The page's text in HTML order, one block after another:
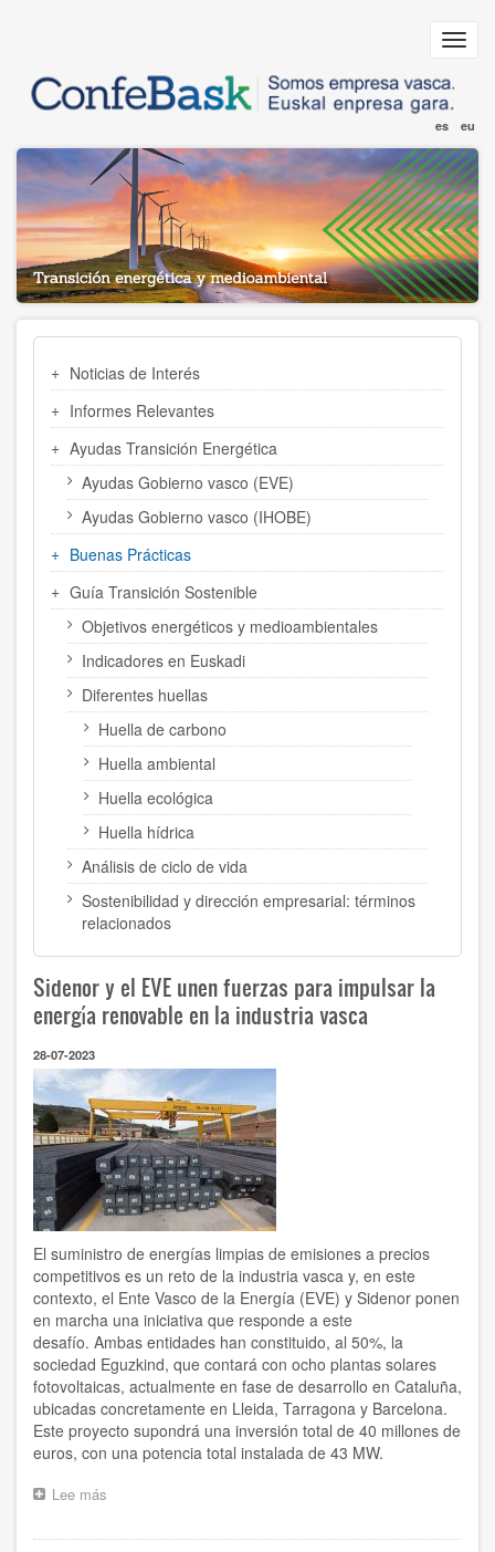
principal
es eu
TRANSICIÓN
ENERGÉTICA
Noticias de Interés
Informes Relevantes
Ayudas Transición Energética
Ayudas Gobierno vasco (EVE)
Ayudas Gobierno vasco (IHOBE)
Buenas Prácticas
Guía Transición Sostenible
Objetivos energéticos y medioambientales
Indicadores en Euskadi
Diferentes huellas
Huella de carbono
Huella ambiental
Huella ecológica
Huella hídrica
Análisis de ciclo de vida
Sostenibilidad y dirección empresarial: términos
relacionados
Sidenor y el EVE unen fuerzas para impulsar la
energía renovable en la industria vasca
28-07-2023
El suministro de energías limpias de emisiones a precios
competitivos es un reto de la industria vasca y, en este
contexto, el Ente Vasco de la Energía (EVE) y Sidenor ponen
en marcha una iniciativa que responde a este
desafío. Ambas entidades han constituido, al 50%, la
sociedad Eguzkind, que contará con ocho plantas solares
fotovoltaicas, actualmente en fase de desarrollo en Cataluña,
ubicadas concretamente en Lleida, Tarragona y Barcelona.
Este proyecto supondrá una inversión total de 40 millones de
euros, con una potencia total instalada de 43 MW.
Lee más